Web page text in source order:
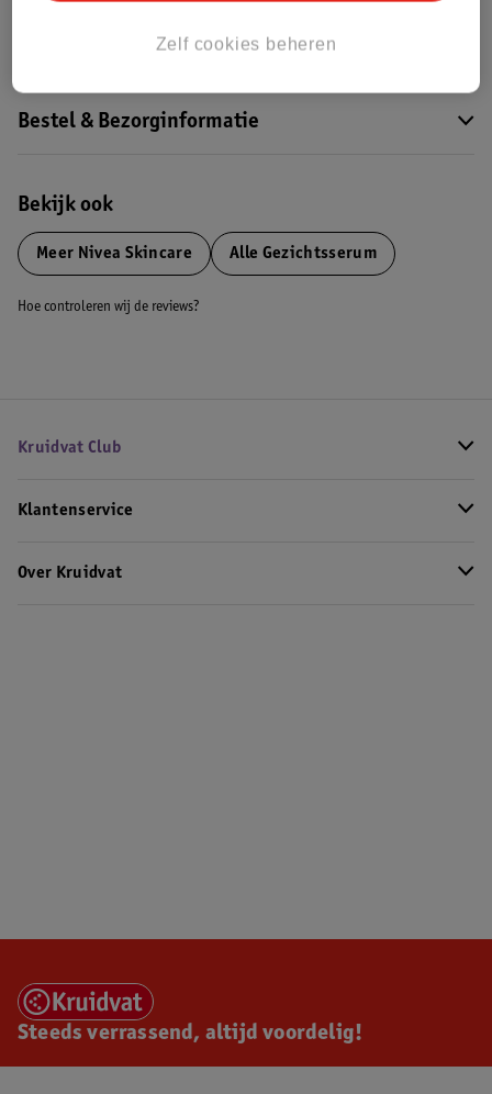
Meer informatie
Bestel & Bezorginformatie
Bekijk ook
Meer Nivea Skincare Alle Gezichtsserum
Hoe controleren wij de reviews?
Kruidvat Club
Klantenservice
Over Kruidvat
Steeds verrassend, altijd voordelig!
Zelf cookies beheren